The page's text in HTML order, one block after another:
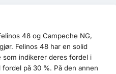
48 og Campeche NG,
Felinos 48 har en solid
som indikerer deres fordel i
på 30 %. På den annen